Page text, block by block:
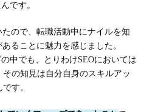
です。
ので、転職活動中にナイルを知
ることに魅力を感じました。
中でも、とりわけSEOにおいては
の知見は自分自身のスキルアッ
す。